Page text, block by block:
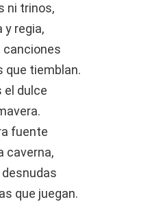
ni trinos,
y regia,
que tiemblan.
el dulce
fuente
caverna,
que juegan.